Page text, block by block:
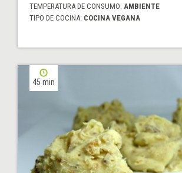
TEMPERATURA DE CONSUMO: AMBIENTE
TIPO DE COCINA: COCINA VEGANA
45 min